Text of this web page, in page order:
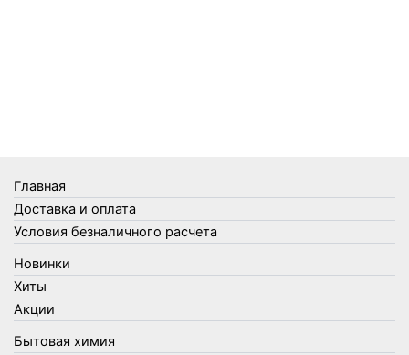
Товары для кухни
Товары для сада и огорода
Товары для туризма и отдыха
Упаковка
Утеплители и прочее
Фонари, лампы и удлинители
Хозяйственные товары
Главная
Доставка и оплата
Условия безналичного расчета
Новинки
Хиты
Акции
Бытовая химия